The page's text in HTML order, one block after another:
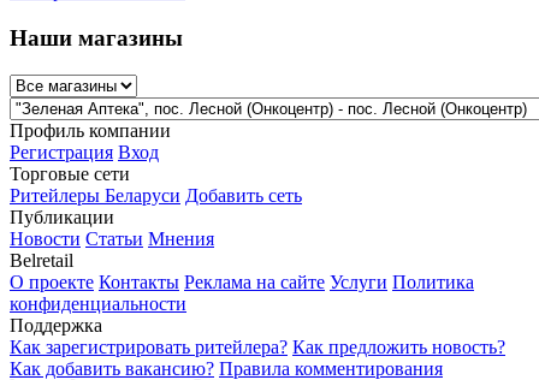
Наши магазины
Профиль компании
Регистрация Вход
Торговые сети
Ритейлеры Беларуси Добавить сеть
Публикации
Новости Статьи Мнения
Belretail
О проекте Контакты Реклама на сайте Услуги Политика
конфиденциальности
Поддержка
Как зарегистрировать ритейлера? Как предложить новость?
Как добавить вакансию? Правила комментирования